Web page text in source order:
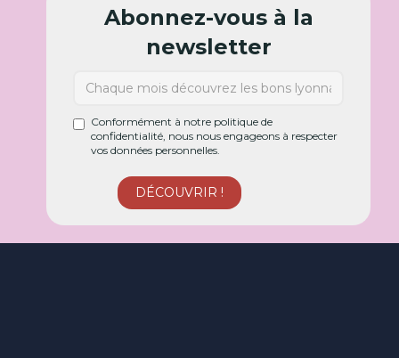
Abonnez-vous à la
newsletter
Conformément à notre politique de
confidentialité, nous nous engageons à respecter
vos données personnelles.